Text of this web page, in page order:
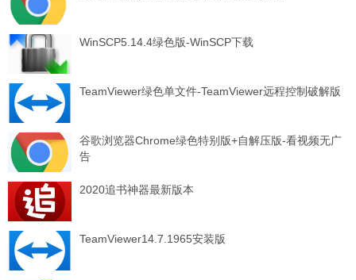
WinSCP5.14.4绿色版-WinSCP下载
TeamViewer绿色单文件-TeamViewer远程控制破解版
谷歌浏览器Chrome绿色特别版+自解压版-看视频无广
告
2020追书神器最新版本
TeamViewer14.7.1965安装版